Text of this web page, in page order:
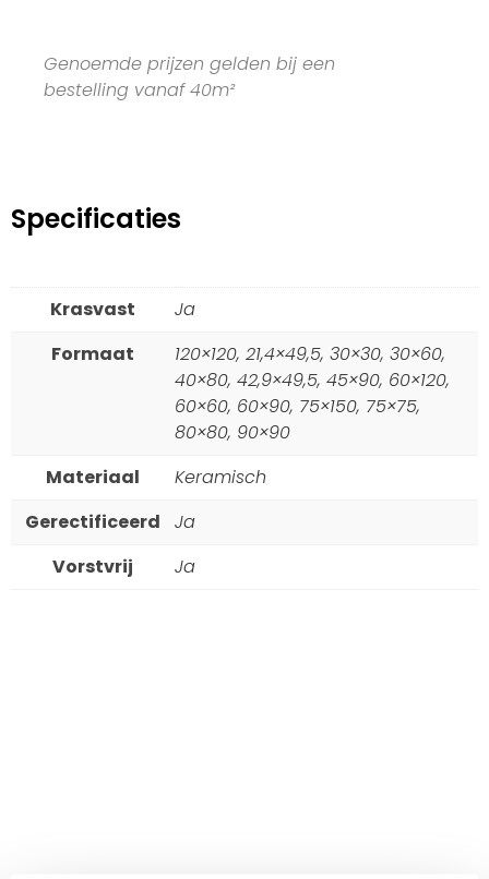
Genoemde prijzen gelden bij een
bestelling vanaf 40m²
Specificaties
Krasvast
Ja
Formaat
120×120, 21,4×49,5, 30×30, 30×60,
40×80, 42,9×49,5, 45×90, 60×120,
60×60, 60×90, 75×150, 75×75,
80×80, 90×90
Materiaal
Keramisch
Gerectificeerd
Ja
Vorstvrij
Ja